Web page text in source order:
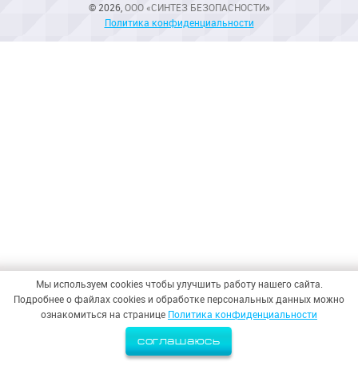
© 2026, ООО «СИНТЕЗ БЕЗОПАСНОСТИ»
Политика конфиденциальности
Мы используем cookies чтобы улучшить работу нашего сайта.
Подробнее о файлах cookies и обработке персональных данных можно
ознакомиться на странице Политика конфиденциальности
соглашаюсь